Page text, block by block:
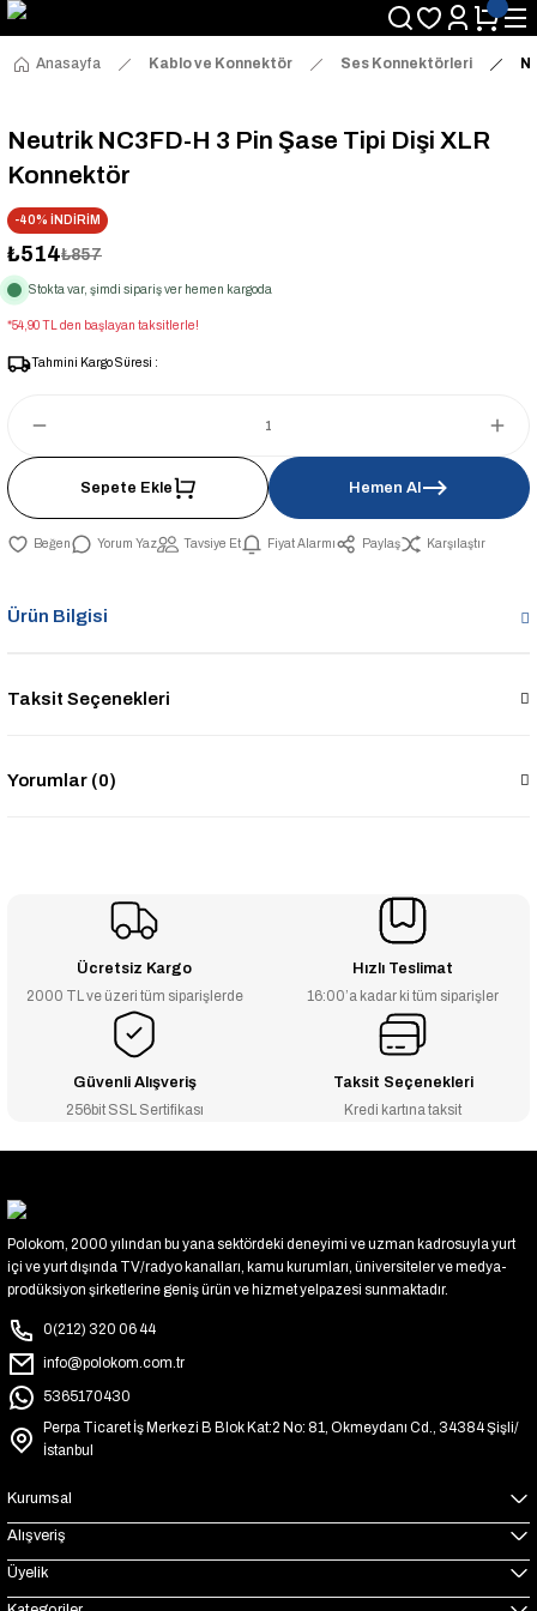
Anasayfa Kablo ve Konnektör Ses Konnektörleri
Neutrik NC3FD-H 3 Pin Şase Tipi Dişi XLR
Konnektör
-40% İNDİRİM
₺514₺857
Stokta var, şimdi sipariş ver hemen kargoda
*54,90 TL den başlayan taksitlerle!
Tahmini Kargo Süresi :
Sepete Ekle Hemen Al
Yorum Yaz Tavsiye Et Fiyat Alarmı Paylaş Karşılaştır
Ürün Bilgisi
Taksit Seçenekleri
Yorumlar (0)
Ücretsiz Kargo
2000 TL ve üzeri tüm siparişlerde
Hızlı Teslimat
16:00’a kadar ki tüm siparişler
Güvenli Alışveriş
256bit SSL Sertifikası
Taksit Seçenekleri
Kredi kartına taksit
Polokom, 2000 yılından bu yana sektördeki deneyimi ve uzman kadrosuyla yurt
içi ve yurt dışında TV/radyo kanalları, kamu kurumları, üniversiteler ve medya-
prodüksiyon şirketlerine geniş ürün ve hizmet yelpazesi sunmaktadır.
0(212) 320 06 44
info@polokom.com.tr
5365170430
Perpa Ticaret İş Merkezi B Blok Kat:2 No: 81, Okmeydanı Cd., 34384 Şişli/
İstanbul
Kurumsal
Alışveriş
Üyelik